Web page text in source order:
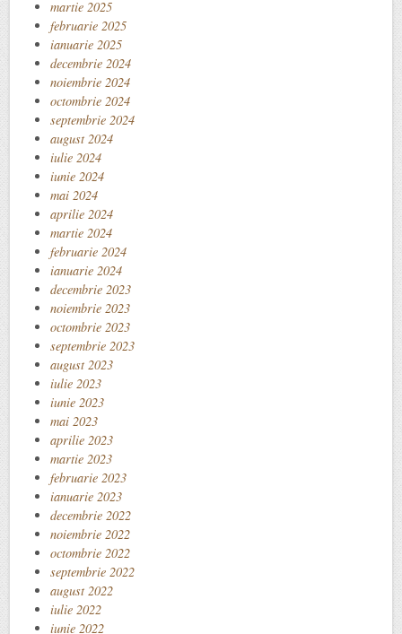
martie 2025
februarie 2025
ianuarie 2025
decembrie 2024
noiembrie 2024
octombrie 2024
septembrie 2024
august 2024
iulie 2024
iunie 2024
mai 2024
aprilie 2024
martie 2024
februarie 2024
ianuarie 2024
decembrie 2023
noiembrie 2023
octombrie 2023
septembrie 2023
august 2023
iulie 2023
iunie 2023
mai 2023
aprilie 2023
martie 2023
februarie 2023
ianuarie 2023
decembrie 2022
noiembrie 2022
octombrie 2022
septembrie 2022
august 2022
iulie 2022
iunie 2022